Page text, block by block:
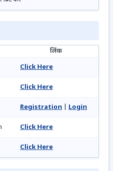
लिंक
Click Here
Click Here
Registration Login
Click Here
Click Here